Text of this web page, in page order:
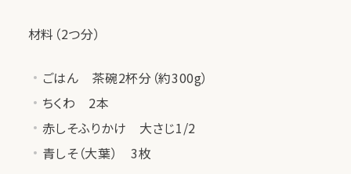
材料（2つ分）
ごはん 茶碗2杯分（約300g）
ちくわ 2本
赤しそふりかけ 大さじ1/2
青しそ（大葉） 3枚